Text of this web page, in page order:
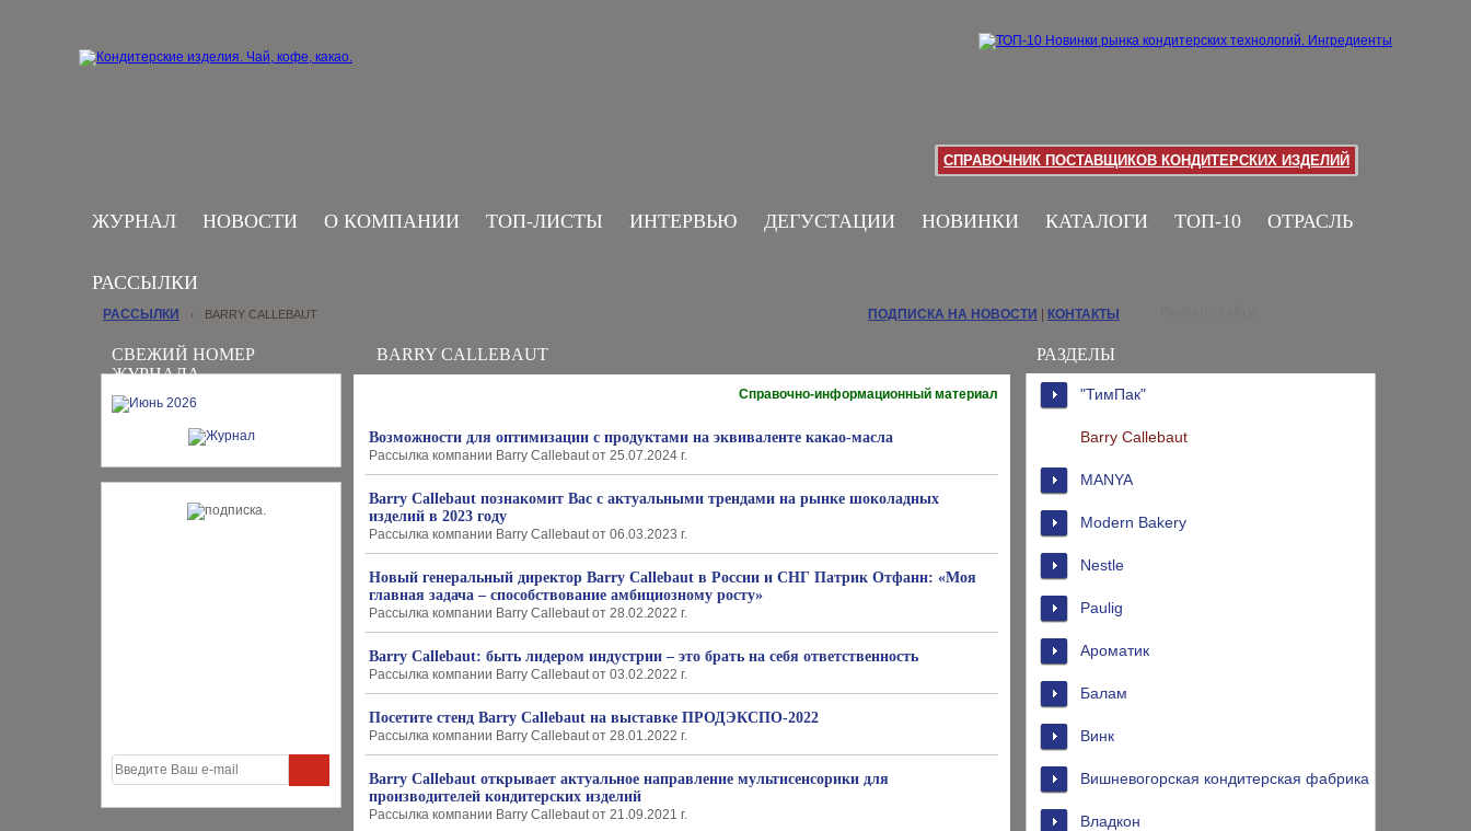
СПРАВОЧНИК ПОСТАВЩИКОВ КОНДИТЕРСКИХ ИЗДЕЛИЙ
ЖУРНАЛ НОВОСТИ О КОМПАНИИ ТОП-ЛИСТЫ ИНТЕРВЬЮ ДЕГУСТАЦИИ НОВИНКИ КАТАЛОГИ ТОП-10 ОТРАСЛЬ
РАССЫЛКИ
СВЕЖИЙ НОМЕР
ЖУРНАЛА
РАЗДЕЛЫ
"ТимПак"
Barry Callebaut
MANYA
Modern Bakery
Nestle
Paulig
Ароматик
Балам
Винк
Вишневогорская кондитерская фабрика
Владкон
РАССЫЛКИ › BARRY CALLEBAUT ПОДПИСКА НА НОВОСТИ КОНТАКТЫ
BARRY CALLEBAUT
Справочно-информационный материал
Возможности для оптимизации с продуктами на эквиваленте какао-масла
Рассылка компании Barry Callebaut от 25.07.2024 г.
Barry Callebaut познакомит Вас с актуальными трендами на рынке шоколадных
изделий в 2023 году
Рассылка компании Barry Callebaut от 06.03.2023 г.
Новый генеральный директор Barry Callebaut в России и СНГ Патрик Отфанн: «Моя
главная задача – способствование амбициозному росту»
Рассылка компании Barry Callebaut от 28.02.2022 г.
Barry Callebaut: быть лидером индустрии – это брать на себя ответственность
Рассылка компании Barry Callebaut от 03.02.2022 г.
Посетите стенд Barry Callebaut на выставке ПРОДЭКСПО-2022
Рассылка компании Barry Callebaut от 28.01.2022 г.
Barry Callebaut открывает актуальное направление мультисенсорики для
производителей кондитерских изделий
Рассылка компании Barry Callebaut от 21.09.2021 г.